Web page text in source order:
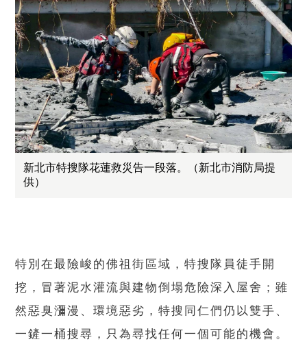
新北市特搜隊花蓮救災告一段落。（新北市消防局提
供）
特別在最險峻的佛祖街區域，特搜隊員徒手開
挖，冒著泥水灌流與建物倒塌危險深入屋舍；雖
然惡臭瀰漫、環境惡劣，特搜同仁們仍以雙手、
一鏟一桶搜尋，只為尋找任何一個可能的機會。